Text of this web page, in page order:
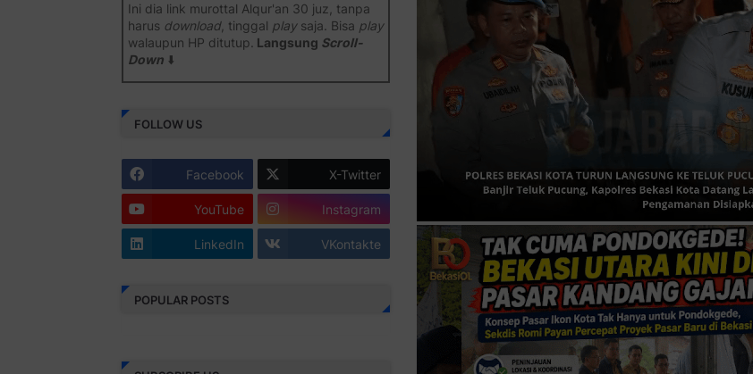
Ini dia link murottal Alqur'an 30 juz, tanpa
harus download, tinggal playsaja. Bisa play
walaupun HP ditutup. Langsung Scroll-
Down⬇️
Juz 1 ⇨http://j.mp/2b8SiNO
Juz 2 ⇨http://j.mp/2b8RJmQ
Juz 3 ⇨http://j.mp/2bFSrtF
Juz 4 ⇨http://j.mp/2b8SXi3
Juz 5 ⇨http://j.mp/2b8RZm3
Juz 6 ⇨http://j.mp/28MBohs
Juz 8 ⇨
FOLLOW US
Facebook X-Twitter
YouTube Instagram
LinkedIn VKontakte
POPULAR POSTS